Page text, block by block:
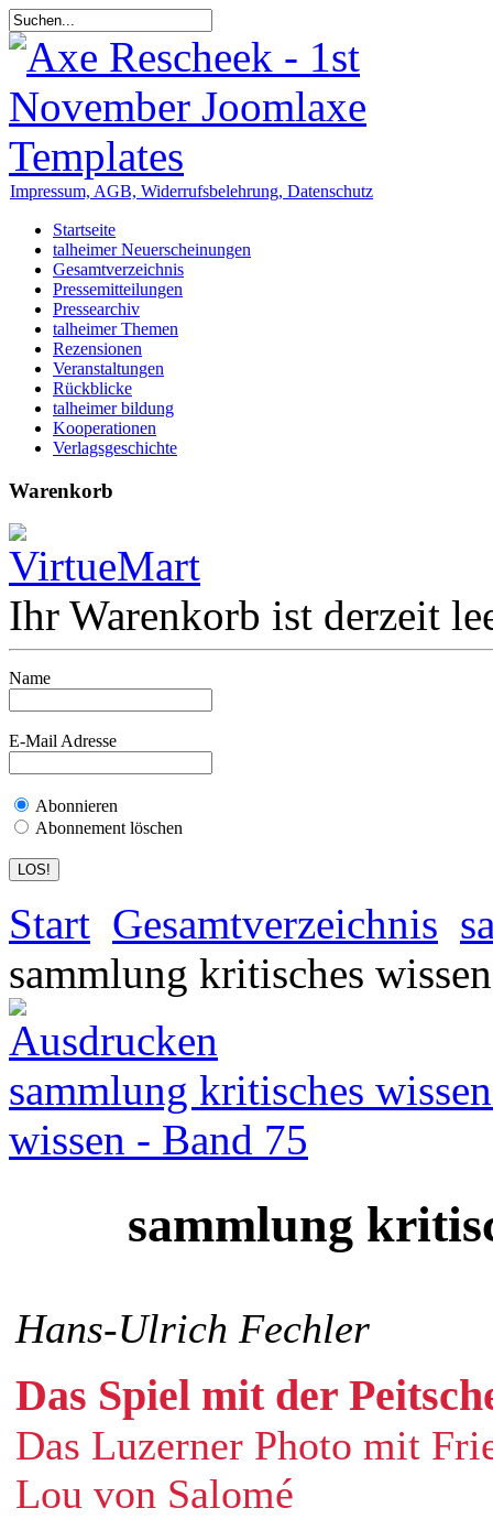
Impressum, AGB, Widerrufsbelehrung, Datenschutz
Startseite
talheimer Neuerscheinungen
Gesamtverzeichnis
Pressemitteilungen
Pressearchiv
talheimer Themen
Rezensionen
Veranstaltungen
Rückblicke
talheimer bildung
Kooperationen
Verlagsgeschichte
Warenkorb
Ihr Warenkorb ist derzeit
Name
E-Mail Adresse
Abonnieren
Abonnement löschen
Start Gesamtverzeichnis
sammlung kritisches
sammlung kritisches
wissen - Band 75
sammlung
Hans-Ulrich Fechler
Das Spiel mit der
Das Luzerner Photo mit
Lou von Salomé